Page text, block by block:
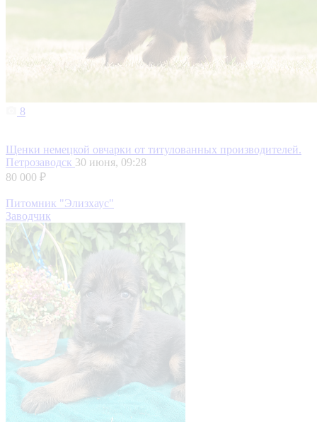
8
Щенки немецкой овчарки от титулованных производителей.
Петрозаводск 30 июня, 09:28
80 000 ₽
Питомник "Элизхаус"
Заводчик